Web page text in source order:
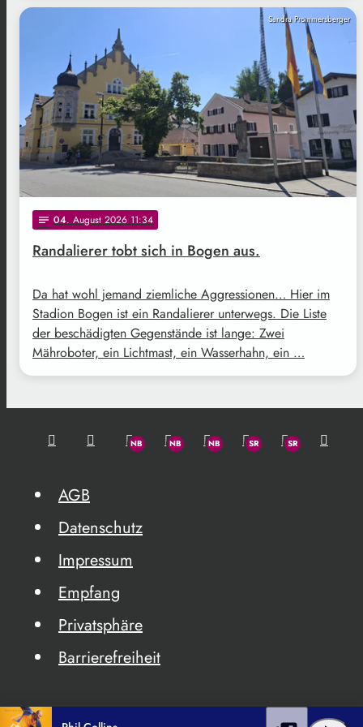
Sandra Prommersberger
notes 04. August 2026 11:34
Randalierer tobt sich in Bogen aus.
Da hat wohl jemand ziemliche Aggressionen… Hier im
Stadion Bogen ist ein Randalierer unterwegs. Die Liste
der beschädigten Gegenstände ist lange: Zwei
Mähroboter, ein Lichtmast, ein Wasserhahn, ein …
AGB
Datenschutz
Impressum
Empfang
Privatsphäre
Barrierefreiheit